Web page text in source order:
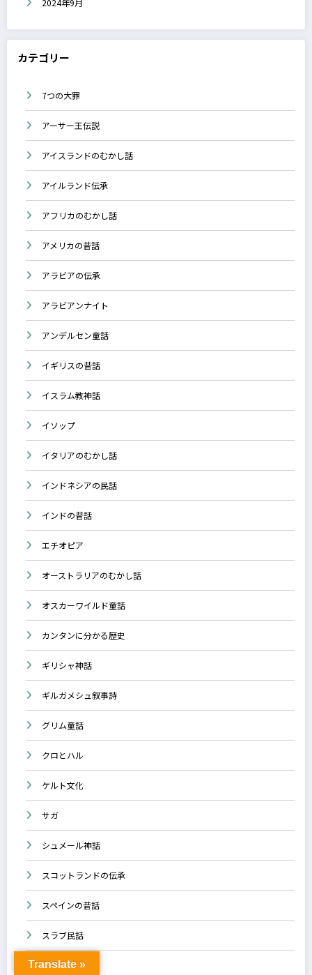
カテゴリー
7つの大罪
アーサー王伝説
アイスランドのむかし話
アイルランド伝承
アフリカのむかし話
アメリカの昔話
アラビアの伝承
アラビアンナイト
アンデルセン童話
イギリスの昔話
イスラム教神話
イソップ
イタリアのむかし話
インドネシアの民話
インドの昔話
エチオピア
オーストラリアのむかし話
オスカーワイルド童話
カンタンに分かる歴史
ギリシャ神話
ギルガメシュ叙事詩
グリム童話
クロとハル
ケルト文化
サガ
シュメール神話
スコットランドの伝承
スペインの昔話
スラブ民話
スロベニア
Translate »